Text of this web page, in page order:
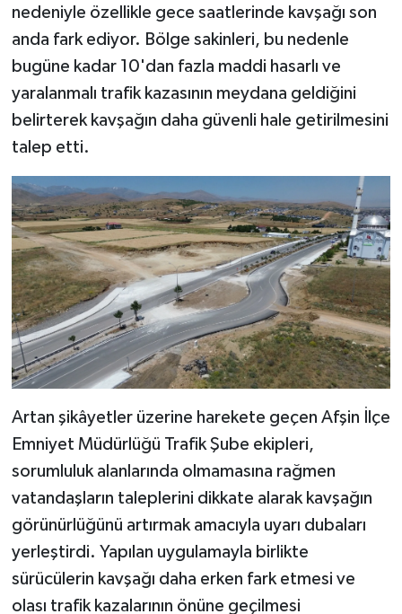
nedeniyle özellikle gece saatlerinde kavşağı son
anda fark ediyor. Bölge sakinleri, bu nedenle
bugüne kadar 10'dan fazla maddi hasarlı ve
yaralanmalı trafik kazasının meydana geldiğini
belirterek kavşağın daha güvenli hale getirilmesini
talep etti.
Artan şikâyetler üzerine harekete geçen Afşin İlçe
Emniyet Müdürlüğü Trafik Şube ekipleri,
sorumluluk alanlarında olmamasına rağmen
vatandaşların taleplerini dikkate alarak kavşağın
görünürlüğünü artırmak amacıyla uyarı dubaları
yerleştirdi. Yapılan uygulamayla birlikte
sürücülerin kavşağı daha erken fark etmesi ve
olası trafik kazalarının önüne geçilmesi